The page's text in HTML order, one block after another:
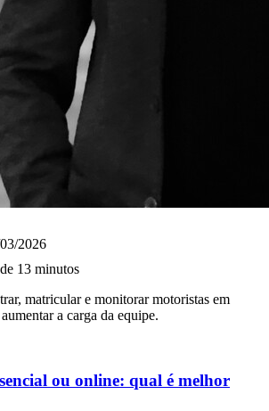
2026
13 minutos
matricular e monitorar motoristas em
a carga da equipe.
ou online: qual é melhor